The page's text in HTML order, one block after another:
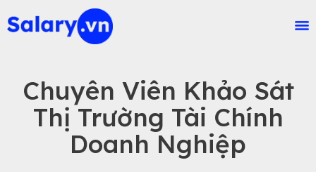
Chuyên Viên Khảo Sát
Thị Trường Tài Chính
Doanh Nghiệp